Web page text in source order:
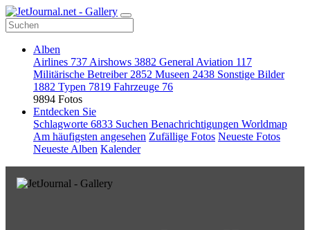
Alben
Airlines 737 Airshows 3882 General Aviation 117
Militärische Betreiber 2852 Museen 2438 Sonstige Bilder
1882 Typen 7819 Fahrzeuge 76
9894 Fotos
Entdecken Sie
Schlagworte 6833 Suchen Benachrichtigungen Worldmap
Am häufigsten angesehen Zufällige Fotos Neueste Fotos
Neueste Alben Kalender